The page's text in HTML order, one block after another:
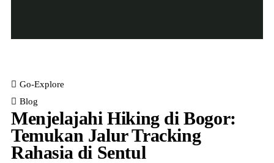
Go-Explore
Blog
Menjelajahi Hiking di Bogor:
Temukan Jalur Tracking
Rahasia di Sentul